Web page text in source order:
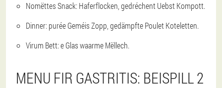
Nomëttes Snack: Haferflocken, gedréchent Uebst Kompott.
Dinner: purée Geméis Zopp, gedämpfte Poulet Koteletten.
Virum Bett: e Glas waarme Mëllech.
MENU FIR GASTRITIS: BEISPILL 2